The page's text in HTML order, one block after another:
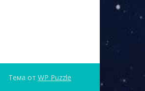
Тема от WP Puzzle